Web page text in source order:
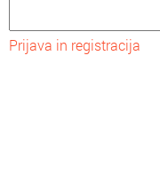
Prijava in registracija